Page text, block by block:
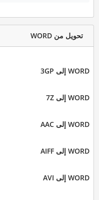
تحويل من WORD
WORD إلى 3GP
WORD إلى 7Z
WORD إلى AAC
WORD إلى AIFF
WORD إلى AVI